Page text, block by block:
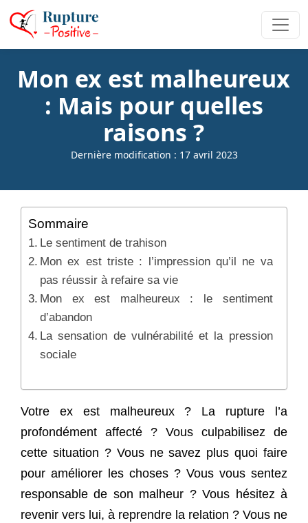
Mon ex est malheureux
: Mais pour quelles
raisons ?
Dernière modification : 17 avril 2023
Sommaire
Le sentiment de trahison
Mon ex est triste : l’impression qu’il ne va
pas réussir à refaire sa vie
Mon ex est malheureux : le sentiment
d’abandon
La sensation de vulnérabilité et la pression
sociale
Votre ex est malheureux ? La rupture l’a
profondément affecté ? Vous culpabilisez de
cette situation ? Vous ne savez plus quoi faire
pour améliorer les choses ? Vous vous sentez
responsable de son malheur ? Vous hésitez à
revenir vers lui, à reprendre la relation ? Vous ne